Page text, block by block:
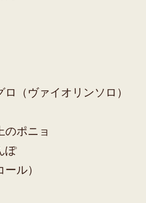
（ヴァイオリンソロ）
のポニョ
ぽ
ル）